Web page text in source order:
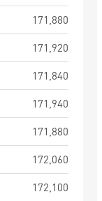
171,880
171,920
171,840
171,940
171,880
172,060
172,100